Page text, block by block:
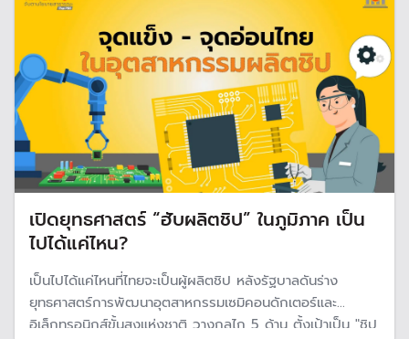
เปิดยุทธศาสตร์ “ฮับผลิตชิป” ในภูมิภาค เป็น
ไปได้แค่ไหน?
เป็นไปได้แค่ไหนที่ไทยจะเป็นผู้ผลิตชิป หลังรัฐบาลดันร่าง
ยุทธศาสตร์การพัฒนาอุตสาหกรรมเซมิคอนดักเตอร์และ
อิเล็กทรอนิกส์ขั้นสูงแห่งชาติ วางกลไก 5 ด้าน ตั้งเป้าเป็น "ชิป